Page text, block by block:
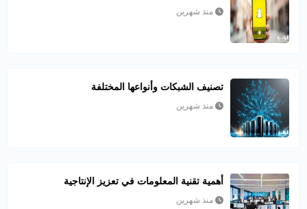
منذ شهرين
تصنيف الشبكات وأنواعها المختلفة
منذ شهرين
أهمية تقنية المعلومات في تعزيز الإنتاجية
منذ شهرين